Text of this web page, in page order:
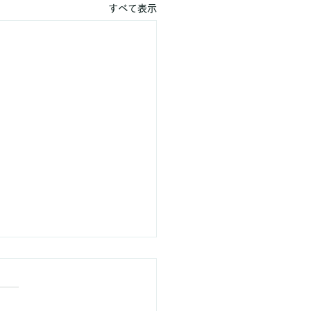
すべて表示
足で太りやすくなるっ